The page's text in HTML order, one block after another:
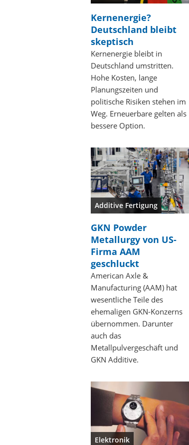
Kernenergie?
Deutschland bleibt
skeptisch
Kernenergie bleibt in
Deutschland umstritten.
Hohe Kosten, lange
Planungszeiten und
politische Risiken stehen im
Weg. Erneuerbare gelten als
bessere Option.
Additive Fertigung
GKN Powder
Metallurgy von US-
Firma AAM
geschluckt
American Axle &
Manufacturing (AAM) hat
wesentliche Teile des
ehemaligen GKN-Konzerns
übernommen. Darunter
auch das
Metallpulvergeschäft und
GKN Additive.
Elektronik